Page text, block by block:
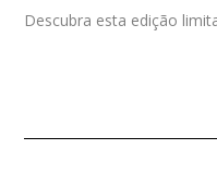
Descubra esta edição